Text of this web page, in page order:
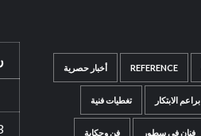
REFERENCE أخبار حصرية
براعم الابتكار تغطيات فنية
فنان في سطور فن وحكاية